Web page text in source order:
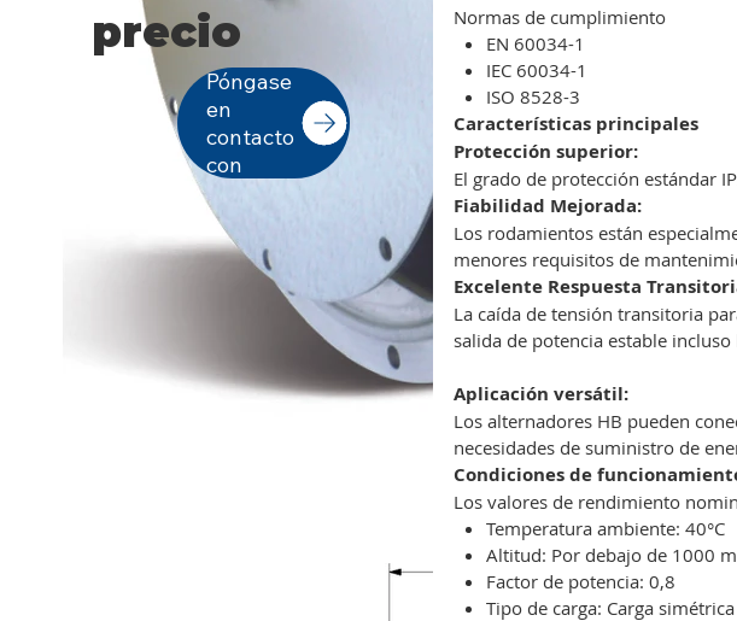
Normas de cumplimiento
EN 60034-1
IEC 60034-1
ISO 8528-3
Características principales
Protección superior:
El grado de protección estándar
Fiabilidad Mejorada:
Los rodamientos están
menores requisitos de
Excelente Respuesta
La caída de tensión transitoria
salida de potencia estable
Aplicación versátil:
Los alternadores HB pueden
necesidades de suministro de
Condiciones de
Los valores de rendimiento
Temperatura ambiente: 40°C
Altitud: Por debajo de 1000
Factor de potencia: 0,8
Tipo de carga: Carga
precio
Póngase
en
contacto
con